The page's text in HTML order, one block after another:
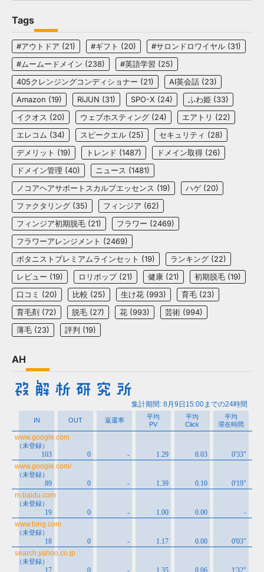
Tags
#アウトドア (21) #ギフト (20) #サロンドロワイヤル (31)
#ムームードメイン (238) #英語学習 (25)
405クレンジングコンディショナー (21) AI英会話 (23)
Amazon (19) RiJUN (31) SPO-X (24) ふわ姫 (33)
イクオス (20) ウェブホスティング (24) エアトリ (22)
エレコム (34) スピークエル (25) セキュリティ (28)
デメリット (19) トレンド (1487) ドメイン取得 (26)
ドメイン管理 (40) ニュース (1481)
ノコアヘアサポートスカルプエッセンス (19) ハゲ (20)
ファクタリング (35) フィンジア (62)
フィンジア初期脱毛 (21) フラワー (2469)
フラワーアレンジメント (2469)
ボタニストプレミアムラインセット (19) ランキング (22)
レビュー (19) ロリポップ(21) 健康 (21) 初期脱毛 (19)
口コミ (20) 比較 (25) 生け花 (993) 育毛 (23)
育毛剤 (72) 脱毛 (27) 花 (993) 芸術 (994)
薄毛 (23) 評判 (19)
AH